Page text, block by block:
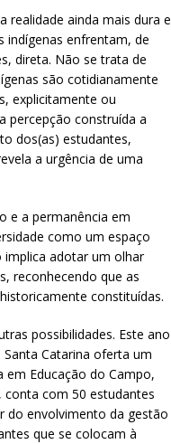
realidade ainda mais dura e
indígenas enfrentam, de
direta. Não se trata de
são cotidianamente
explicitamente ou
percepção construída a
dos(as) estudantes,
a urgência de uma
e a permanência em
como um espaço
implica adotar um olhar
reconhecendo que as
constituídas.
possibilidades. Este ano
Catarina oferta um
Educação do Campo,
conta com 50 estudantes
do envolvimento da gestão
que se colocam à